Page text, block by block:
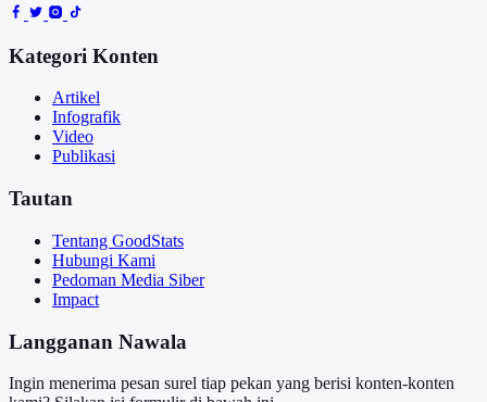
Kategori Konten
Artikel
Infografik
Video
Publikasi
Tautan
Tentang GoodStats
Hubungi Kami
Pedoman Media Siber
Impact
Langganan Nawala
Ingin menerima pesan surel tiap pekan yang berisi konten-konten